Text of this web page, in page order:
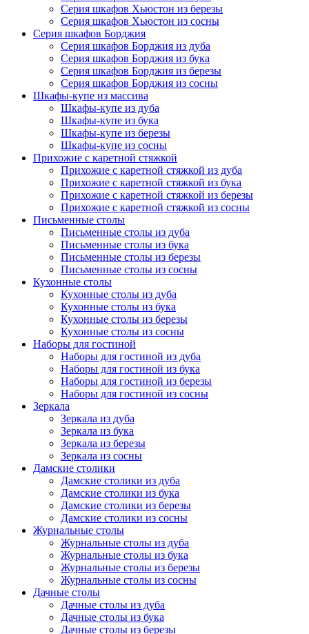
Серия шкафов Хьюстон из березы
Серия шкафов Хьюстон из сосны
Серия шкафов Борджия
Серия шкафов Борджия из дуба
Серия шкафов Борджия из бука
Серия шкафов Борджия из березы
Серия шкафов Борджия из сосны
Шкафы-купе из массива
Шкафы-купе из дуба
Шкафы-купе из бука
Шкафы-купе из березы
Шкафы-купе из сосны
Прихожие с каретной стяжкой
Прихожие с каретной стяжкой из дуба
Прихожие с каретной стяжкой из бука
Прихожие с каретной стяжкой из березы
Прихожие с каретной стяжкой из сосны
Письменные столы
Письменные столы из дуба
Письменные столы из бука
Письменные столы из березы
Письменные столы из сосны
Кухонные столы
Кухонные столы из дуба
Кухонные столы из бука
Кухонные столы из березы
Кухонные столы из сосны
Наборы для гостиной
Наборы для гостиной из дуба
Наборы для гостиной из бука
Наборы для гостиной из березы
Наборы для гостиной из сосны
Зеркала
Зеркала из дуба
Зеркала из бука
Зеркала из березы
Зеркала из сосны
Дамские столики
Дамские столики из дуба
Дамские столики из бука
Дамские столики из березы
Дамские столики из сосны
Журнальные столы
Журнальные столы из дуба
Журнальные столы из бука
Журнальные столы из березы
Журнальные столы из сосны
Дачные столы
Дачные столы из дуба
Дачные столы из бука
Дачные столы из березы